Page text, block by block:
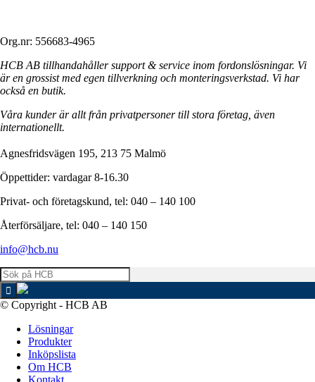
Org.nr: 556683-4965
HCB AB tillhandahåller support & service inom fordonslösningar. Vi
är en grossist med egen tillverkning och monteringsverkstad. Vi har
också en butik.
Våra kunder är allt från privatpersoner till stora företag, även
internationellt.
Agnesfridsvägen 195, 213 75 Malmö
Öppettider: vardagar 8-16.30
Privat- och företagskund, tel: 040 – 140 100
Återförsäljare, tel: 040 – 140 150
info@hcb.nu
© Copyright - HCB AB
Lösningar
Produkter
Inköpslista
Om HCB
Kontakt